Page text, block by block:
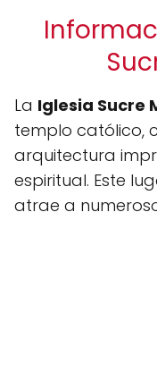
La Iglesia Sucre
templo católico,
arquitectura
espiritual. Este
atrae a